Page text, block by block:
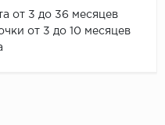
от 3 до 36 месяцев
от 3 до 10 месяцев